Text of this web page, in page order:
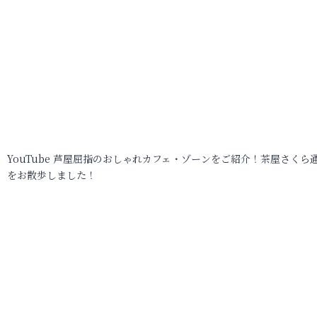
YouTube 芦屋屈指のおしゃれカフェ・ゾーンをご紹介！茶屋さくら
をお散歩しました！